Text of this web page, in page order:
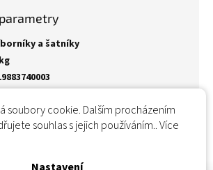
soubory cookie. Dalším procházením
souhlas s jejich používáním.. Více
a šatníky